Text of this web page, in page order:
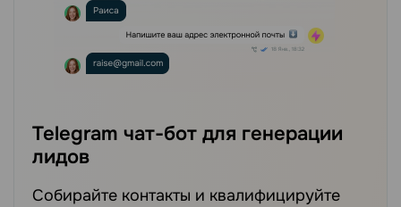
Telegram чат-бот для генерации
лидов
Собирайте контакты и квалифицируйте